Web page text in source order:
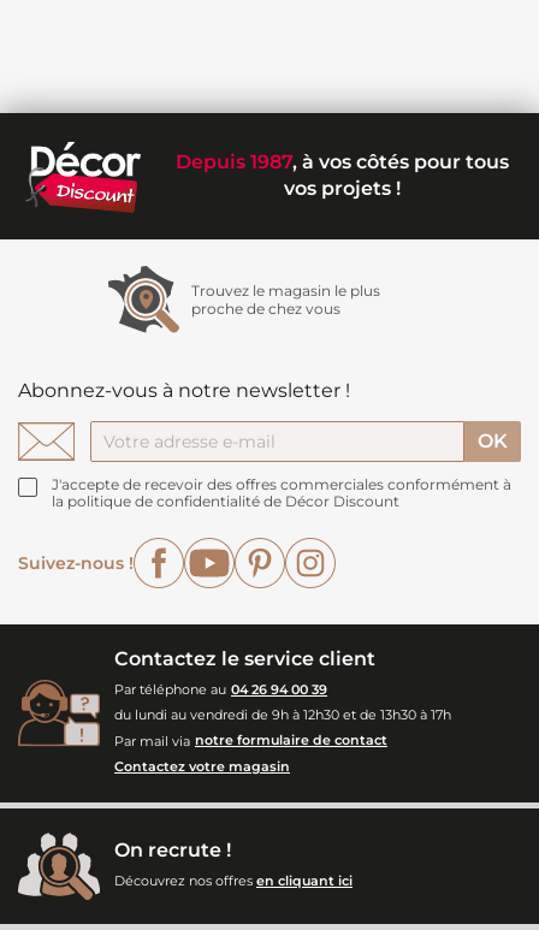
Depuis 1987, à vos côtés pour tous
vos projets !
Trouvez le magasin le plus
proche de chez vous
Abonnez-vous à notre newsletter !
J'accepte de recevoir des offres commerciales conformément à
la politique de confidentialité de Décor Discount
Suivez-nous !
FacebookYouTubePinterest
Contactez le service client
Par téléphone au 04 26 94 00 39
du lundi au vendredi de 9h à 12h30 et de 13h30 à 17h
Par mail via notre formulaire de contact
Contactez votre magasin
On recrute !
Découvrez nos offres en cliquant ici